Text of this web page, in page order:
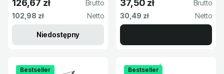
Cena brutto
126,67 zł
Cena netto
102,98 zł
Niedostępny
Cena brutto
37,50 zł
Cena netto
30,49 zł
Bestseller Bestseller